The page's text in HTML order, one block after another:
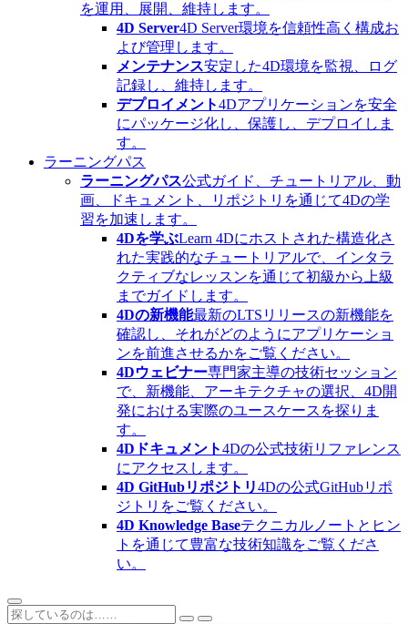
を運用、展開、維持します。
4D Server4D Server環境を信頼性高く構成お
よび管理します。
メンテナンス安定した4D環境を監視、ログ
記録し、維持します。
デプロイメント4Dアプリケーションを安全
にパッケージ化し、保護し、デプロイしま
す。
ラーニングパス
ラーニングパス公式ガイド、チュートリアル、動
画、ドキュメント、リポジトリを通じて4Dの学
習を加速します。
4Dを学ぶLearn 4Dにホストされた構造化さ
れた実践的なチュートリアルで、インタラ
クティブなレッスンを通じて初級から上級
までガイドします。
4Dの新機能最新のLTSリリースの新機能を
確認し、それがどのようにアプリケーショ
ンを前進させるかをご覧ください。
4Dウェビナー専門家主導の技術セッション
で、新機能、アーキテクチャの選択、4D開
発における実際のユースケースを探りま
す。
4Dドキュメント4Dの公式技術リファレンス
にアクセスします。
4D GitHubリポジトリ4Dの公式GitHubリポ
ジトリをご覧ください。
4D Knowledge Baseテクニカルノートとヒン
トを通じて豊富な技術知識をご覧くださ
い。